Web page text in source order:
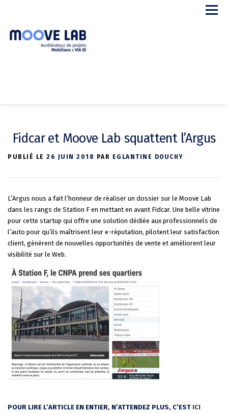
Menu
CONTACT
Fidcar et Moove Lab squattent l’Argus
PUBLIÉ LE 26 JUIN 2018 PAR EGLANTINE DOUCHY
L’Argus nous a fait l’honneur de réaliser un dossier sur le Moove Lab
dans les rangs de Station F en mettant en avant Fidcar. Une belle vitrine
pour cette startup qui offre une solution dédiée aux professionnels de
l’auto pour qu’ils maîtrisent leur e-réputation, pilotent leur satisfaction
client, génèrent de nouvelles opportunités de vente et améliorent leur
visibilité sur le Web.
POUR LIRE L’ARTICLE EN ENTIER, N’ATTENDEZ PLUS, C’EST ICI